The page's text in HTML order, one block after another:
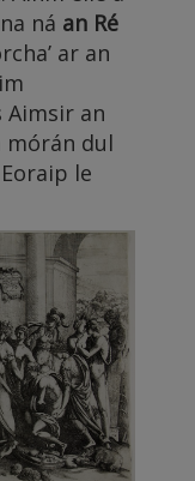
ná an Ré
ar an
Aimsir an
mórán dul
le